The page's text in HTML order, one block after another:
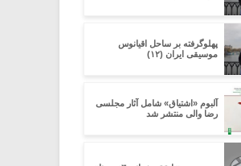
پهلوگرفته بر ساحل اقیانوس
موسیقی ایران (۱۲)
آلبوم «اشتیاق» شامل آثار مجلسی
رضا والی منتشر شد